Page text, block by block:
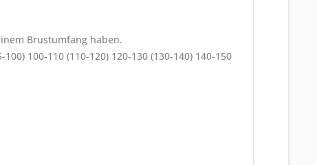
Brustumfang haben.
100-110 (110-120) 120-130 (130-140) 140-150